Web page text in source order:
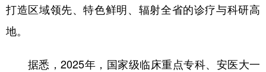
新疆 内蒙古 黑龙江
多语种频道
打造区域领先、特色鲜明、辐射全省的诊疗与科研高
地。
据悉，2025年，国家级临床重点专科、安医大一